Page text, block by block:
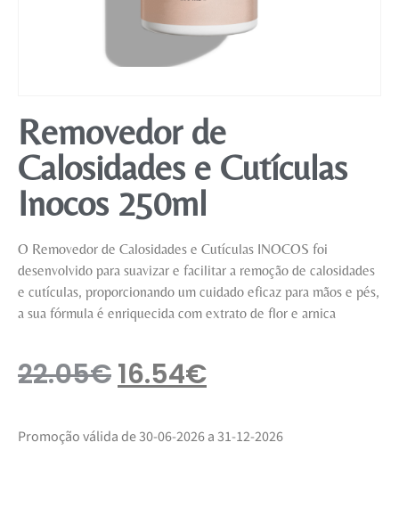
Removedor de
Calosidades e Cutículas
Inocos 250ml
O Removedor de Calosidades e Cutículas INOCOS foi
desenvolvido para suavizar e facilitar a remoção de calosidades
e cutículas, proporcionando um cuidado eficaz para mãos e pés,
a sua fórmula é enriquecida com extrato de flor e arnica
22.05€16.54€
Promoção válida de 30-06-2026 a 31-12-2026